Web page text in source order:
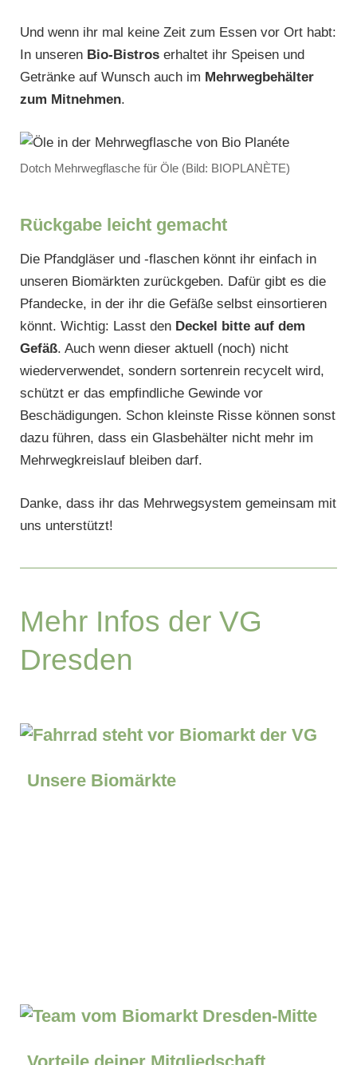
Und wenn ihr mal keine Zeit zum Essen vor Ort habt:
In unseren Bio-Bistros erhaltet ihr Speisen und
Getränke auf Wunsch auch im Mehrwegbehälter
zum Mitnehmen.
Dotch Mehrwegflasche für Öle (Bild: BIOPLANÈTE)
Rückgabe leicht gemacht
Die Pfandgläser und -flaschen könnt ihr einfach in
unseren Biomärkten zurückgeben. Dafür gibt es die
Pfandecke, in der ihr die Gefäße selbst einsortieren
könnt. Wichtig: Lasst den Deckel bitte auf dem
Gefäß. Auch wenn dieser aktuell (noch) nicht
wiederverwendet, sondern sortenrein recycelt wird,
schützt er das empfindliche Gewinde vor
Beschädigungen. Schon kleinste Risse können sonst
dazu führen, dass ein Glasbehälter nicht mehr im
Mehrwegkreislauf bleiben darf.
Danke, dass ihr das Mehrwegsystem gemeinsam mit
uns unterstützt!
Mehr Infos der VG
Dresden
Unsere Biomärkte